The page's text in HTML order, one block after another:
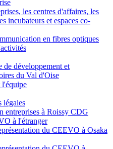
les centres d'affaires, les
incubateurs et espaces co-
en fibres optiques
développement et
du Val d'Oise
l'équipe
légales
entreprises à Roissy CDG
à l'étranger
du CEEVO à Osaka